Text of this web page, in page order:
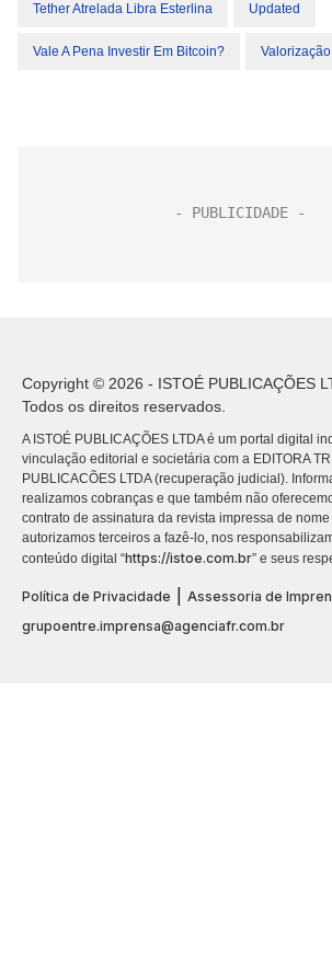
Tether Atrelada Libra Esterlina Updated
Vale A Pena Investir Em Bitcoin?
Copyright © 2026 - ISTOÉ PUBLICAÇÕES
Todos os direitos reservados.
A ISTOÉ PUBLICAÇÕES LTDA é um portal digital
vinculação editorial e societária com a EDITORA
PUBLICACÕES LTDA (recuperação judicial).
realizamos cobranças e que também não
contrato de assinatura da revista impressa de
autorizamos terceiros a fazê-lo, nos
conteúdo digital “https://istoe.com.br” e seus
Política de Privacidade
Assessoria de
grupoentre.imprensa@agenciafr.com.br